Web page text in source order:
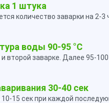
1 штука
количество заварки на 2-3
воды 90-95 °C
второй заварке. Далее 95-
30-40 сек
15 сек при каждой